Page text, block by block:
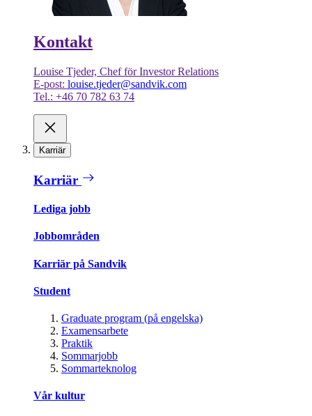
Kontakt
Louise Tjeder, Chef för Investor Relations
E-post: louise.tjeder@sandvik.com
Tel.: +46 70 782 63 74
Karriär
Karriär
Lediga jobb
Jobbområden
Karriär på Sandvik
Student
Graduate program (på engelska)
Examensarbete
Praktik
Sommarjobb
Sommarteknolog
Vår kultur